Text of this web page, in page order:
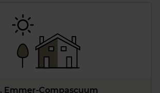
Emmer-Compascuum